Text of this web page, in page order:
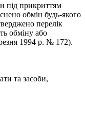
під прикриттям
обмін будь-якого
перелік
обміну або
1994 р. № 172).
та засоби,